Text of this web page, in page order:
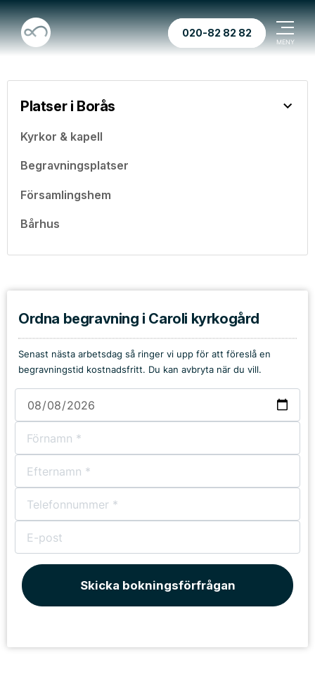
020-82 82 82
Platser i Borås
Kyrkor & kapell
Begravningsplatser
Församlingshem
Bårhus
Ordna begravning i Caroli kyrkogård
Senast nästa arbetsdag så ringer vi upp för att föreslå en
begravningstid kostnadsfritt. Du kan avbryta när du vill.
Skicka bokningsförfrågan